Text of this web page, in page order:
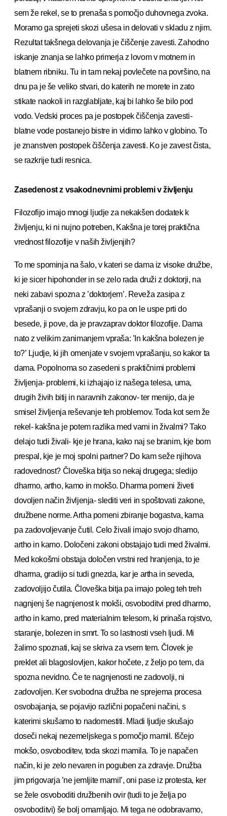
sem že rekel, se to prenaša s pomočjo duhovnega zvoka.
Moramo ga sprejeti skozi ušesa in delovati v skladu z njim.
Rezultat takšnega delovanja je čiščenje zavesti. Zahodno
iskanje znanja se lahko primerja z lovom v motnem in
blatnem ribniku. Tu in tam nekaj povlečete na površino, na
dnu pa je še veliko stvari, do katerih ne morete in zato
stikate naokoli in razglabljate, kaj bi lahko še bilo pod
vodo. Vedski proces pa je postopek čiščenja zavesti-
blatne vode postanejo bistre in vidimo lahko v globino. To
je znanstven postopek čiščenja zavesti. Ko je zavest čista,
se razkrije tudi resnica.
Zasedenost z vsakodnevnimi problemi v življenju
Filozofijo imajo mnogi ljudje za nekakšen dodatek k
življenju, ki ni nujno potreben, Kakšna je torej praktična
vrednost filozofije v naših življenjih?
To me spominja na šalo, v kateri se dama iz visoke družbe,
ki je sicer hipohonder in se zelo rada druži z doktorji, na
neki zabavi spozna z ’doktorjem’. Reveža zasipa z
vprašanji o svojem zdravju, ko pa on le uspe prti do
besede, ji pove, da je pravzaprav doktor filozofije. Dama
nato z velikim zanimanjem vpraša: ’In kakšna bolezen je
to?’ Ljudje, ki jih omenjate v svojem vprašanju, so kakor ta
dama. Popolnoma so zasedeni s praktičnimi problemi
življenja- problemi, ki izhajajo iz našega telesa, uma,
drugih živih bitij in naravnih zakonov- ter menijo, da je
smisel življenja reševanje teh problemov. Toda kot sem že
rekel- kakšna je potem razlika med vami in živalmi? Tako
delajo tudi živali- kje je hrana, kako naj se branim, kje bom
prespal, kje je moj spolni partner? Do kam seže njihova
radovednost? Človeška bitja so nekaj drugega; sledijo
dharmo, artho, kamo in mokšo. Dharma pomeni živeti
dovoljen način življenja- slediti veri in spoštovati zakone,
družbene norme. Artha pomeni zbiranje bogastva, kama
pa zadovoljevanje čutil. Celo živali imajo svojo dhamo,
artho in kamo. Določeni zakoni obstajajo tudi med živalmi.
Med kokošmi obstaja določen vrstni red hranjenja, to je
dharma, gradijo si tudi gnezda, kar je artha in seveda,
zadovoljijo čutila. Človeška bitja pa imajo poleg teh treh
nagnjenj še nagnjenost k mokši, osvoboditvi pred dharmo,
artho in kamo, pred materialnim telesom, ki prinaša rojstvo,
staranje, bolezen in smrt. To so lastnosti vseh ljudi. Mi
žalimo spoznati, kaj se skriva za vsem tem. Človek je
preklet ali blagoslovljen, kakor hočete, z željo po tem, da
spozna nevidno. Če te nagnjenosti ne zadovolji, ni
zadovoljen. Ker svobodna družba ne sprejema procesa
osvobajanja, se pojavijo različni popačeni načini, s
katerimi skušamo to nadomestiti. Mladi ljudje skušajo
doseči nekaj nezemeljskega s pomočjo mamil. Iščejo
mokšo, osvoboditev, toda skozi mamila. To je napačen
način, ki je zelo nevaren in poguben za zdravje. Družba
jim prigovarja ’ne jemljite mamil’, oni pase iz protesta, ker
se žele osvoboditi družbenih ovir (tudi to je želja po
osvoboditvi) še bolj omamljajo. Mi tega ne odobravamo,